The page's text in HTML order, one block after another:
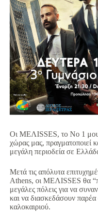
Οι ΜΕΛΙSSES, το Nο 1
χώρας μας, πραγματοποιεί
μεγάλη περιοδεία σε
Μετά τις απόλυτα
Athens, οι ΜΕΛΙSSES θα
μεγάλες πόλεις για να
και να διασκεδάσουν
καλοκαιριού.